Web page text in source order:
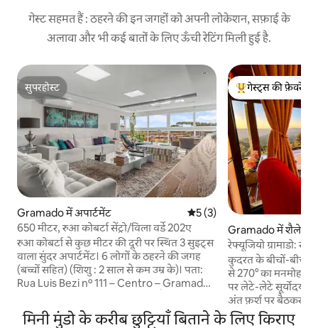
गेस्ट सहमत हैं : ठहरने की इन जगहों को अपनी लोकेशन, सफ़ाई के
अलावा और भी कई बातों के लिए ऊँची रेटिंग मिली हुई है.
सुपरहोस्ट
सुपरहोस्ट
Gramado में अपार्टमेंट औसत रेटिंग 5 में से 5, 3 समीक्षाएँ
5 (3)
650 मीटर, रुआ कोबर्टा सेंट्रो/विला वर्डे 202ए
रुआ कोबर्टा से कुछ मीटर की दूरी पर स्थित 3 सुइट्स
वाला सुंदर अपार्टमेंट। 6 लोगों के ठहरने की जगह
(बच्चों सहित) (शिशु : 2 साल से कम उम्र के)। पता:
Rua Luis Bezi nº 111 – Centro – Gramado
गया * घरेलू बर्तनों और उपकरणों के साथ पूर्ण रसोई।
* स्मार्ट टीवी, हॉट और कोल्ड एयर कंडीशनिंग और
गेस्ट्स का टॉप फ़ेवरेट
गेस्ट्स की फ़ेवरेट
Gramado में शैले
रेफ्यूजियो ग्रामाडो:
कुदरत के बीचों-बीच
से 270° का मनमोहक
पर लेटे-लेटे सूर्योदय
अंत फ़र्श पर बैठकर
करें। बेहद
मिनी मुंडो के करीब छुट्टियाँ बिताने के लिए किराए